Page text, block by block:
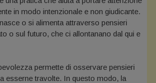
in modo intenzionale e non giudicante.
o si alimenta attraverso pensieri
o sul futuro, che ci allontanano dal qui e
permette di osservare pensieri
esserne travolte. In questo modo, la